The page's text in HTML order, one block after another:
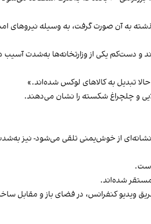
به آن صورت گرفت، به وسیله نیروهای
و دست‌کم یکی از وزارتخانه‌ها به‌شدت آسیب
تبدیل به کالاهای لوکس شده‌اند.»
و چلچراغ شکسته‌ را نشان می‌دهند.
نشانه‌ای از خوش‌یمنی تلقی می‌شود- نیز
مستقر شده‌اند.
ویدیو کنفرانس، در فضای باز و مقابل